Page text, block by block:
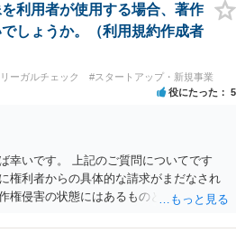
利用者が使用する場合、著作
しょうか。（利用規約作成者
ーガルチェック #スタートアップ・新規事業
役にたった 5
幸いです。 上記のご質問についてです
権利者からの具体的な請求がまだなされ
権侵害の状態にはあるものと思慮いたし
適法か否かも含め、投稿者で自己責任で